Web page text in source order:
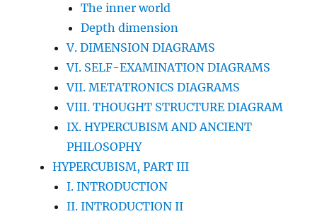
The inner world
Depth dimension
V. DIMENSION DIAGRAMS
VI. SELF-EXAMINATION DIAGRAMS
VII. METATRONICS DIAGRAMS
VIII. THOUGHT STRUCTURE DIAGRAM
IX. HYPERCUBISM AND ANCIENT
PHILOSOPHY
HYPERCUBISM, PART III
I. INTRODUCTION
II. INTRODUCTION II